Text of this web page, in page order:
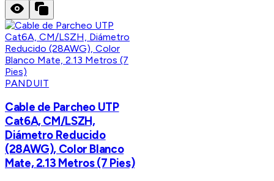
PANDUIT
Cable de Parcheo UTP
Cat6A, CM/LSZH,
Diámetro Reducido
(28AWG), Color Blanco
Mate, 2.13 Metros (7 Pies)